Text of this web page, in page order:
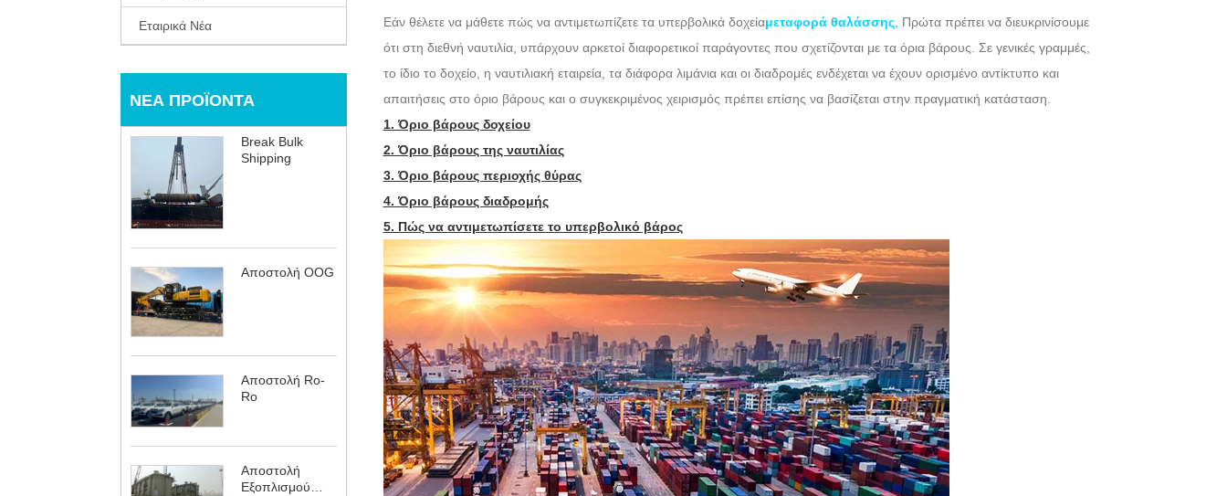
Εταιρικά Νέα
ΝΈΑ ΠΡΟΪΌΝΤΑ
Break Bulk
Shipping
Αποστολή OOG
Αποστολή Ro-
Ro
Αποστολή
Εξοπλισμού
Εάν θέλετε να μάθετε πώς να αντιμετωπίζετε τα υπερβολικά δοχείαμεταφορά θαλάσσης, Πρώτα πρέπει να διευκρινίσουμε
ότι στη διεθνή ναυτιλία, υπάρχουν αρκετοί διαφορετικοί παράγοντες που σχετίζονται με τα όρια βάρους. Σε γενικές γραμμές,
το ίδιο το δοχείο, η ναυτιλιακή εταιρεία, τα διάφορα λιμάνια και οι διαδρομές ενδέχεται να έχουν ορισμένο αντίκτυπο και
απαιτήσεις στο όριο βάρους και ο συγκεκριμένος χειρισμός πρέπει επίσης να βασίζεται στην πραγματική κατάσταση.
1. Όριο βάρους δοχείου
2. Όριο βάρους της ναυτιλίας
3. Όριο βάρους περιοχής θύρας
4. Όριο βάρους διαδρομής
5. Πώς να αντιμετωπίσετε το υπερβολικό βάρος